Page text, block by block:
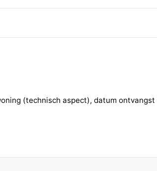
(technisch aspect), datum ontvangst